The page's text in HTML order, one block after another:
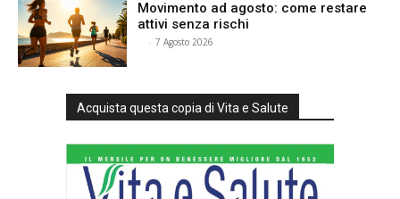
Movimento ad agosto: come restare
attivi senza rischi
- 7 Agosto 2026
Acquista questa copia di Vita e Salute